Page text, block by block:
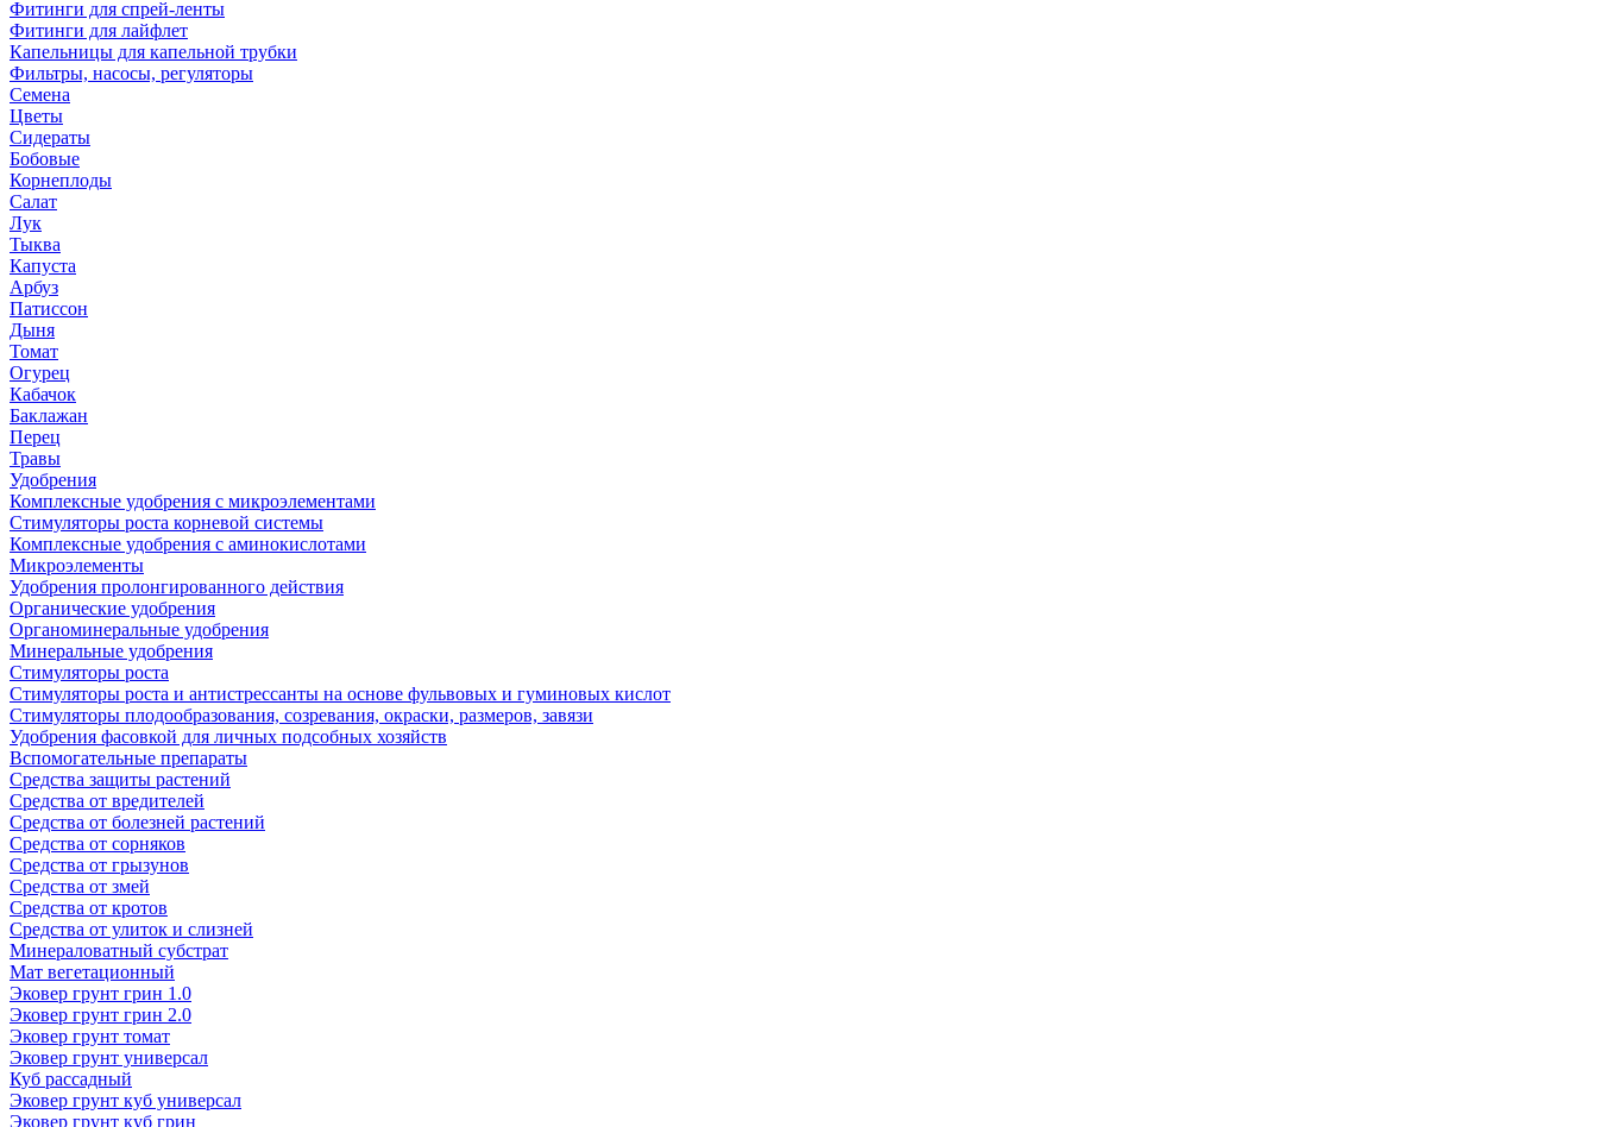
Фитинги для спрей-ленты
Фитинги для лайфлет
Капельницы для капельной трубки
Фильтры, насосы, регуляторы
Семена
Цветы
Сидераты
Бобовые
Корнеплоды
Салат
Лук
Тыква
Капуста
Арбуз
Патиссон
Дыня
Томат
Огурец
Кабачок
Баклажан
Перец
Травы
Удобрения
Комплексные удобрения с микроэлементами
Стимуляторы роста корневой системы
Комплексные удобрения с аминокислотами
Микроэлементы
Удобрения пролонгированного действия
Органические удобрения
Органоминеральные удобрения
Минеральные удобрения
Стимуляторы роста
Стимуляторы роста и антистрессанты на основе фульвовых и гуминовых кислот
Стимуляторы плодообразования, созревания, окраски, размеров, завязи
Удобрения фасовкой для личных подсобных хозяйств
Вспомогательные препараты
Средства защиты растений
Средства от вредителей
Средства от болезней растений
Средства от сорняков
Средства от грызунов
Средства от змей
Средства от кротов
Средства от улиток и слизней
Минераловатный субстрат
Мат вегетационный
Эковер грунт грин 1.0
Эковер грунт грин 2.0
Эковер грунт томат
Эковер грунт универсал
Куб рассадный
Эковер грунт куб универсал
Эковер грунт куб грин